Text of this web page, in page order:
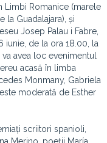
Limbi Romanice (marele
la Guadalajara), și
Josep Palau i Fabre,
iunie, de la ora 18.00, la
avea loc evenimentul
acasă în limba
Monmany, Gabriela
moderată de Esther
scriitori spanioli,